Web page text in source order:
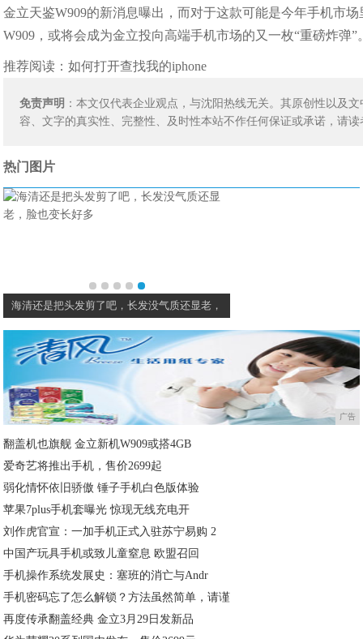
金立天鉴W909的新消息曝出，而对于这款可能是今年手机市
W909，或将会成为金立投向高端手机市场的又一枚“重磅炸弹”
推荐阅读：如何打开查找我的iphone
免责声明 ：本文仅代表企业观点，与沈阳热线无关。其原创性以及
容、文字的真实性、完整性、及时性本站不作任何保证或承诺，请
热门图片
海清还是把头发剪了吧，长发没气质还显老，
广告
翻盖机也旗舰 金立新机W909或搭4GB
爱奇艺将推出手机，售价2699起
弱化情怀依旧骄傲 锤子手机白色版体验
苹果7plus手机套曝光 惊现无线充电开
刘作虎官宣：一加手机正式入驻苏宁易购 2
中国产玩具手机或致儿童窒息 欧盟召回
手机操作系统发展史：塞班的消亡与Andr
手机密码忘了怎么解锁？方法虽然简单，请谨
再度传承翻盖经典 金立3月29日发新品